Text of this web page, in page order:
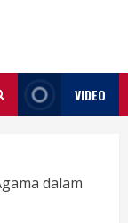
VIDEO
dalam